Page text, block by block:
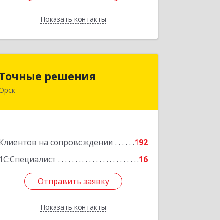
Показать контакты
Назад
Точные решения
Клиентов на сопровождении
192
1С:Специалист
16
Отправить заявку
Показать контакты
Подробнее
Отправить заявку
Назад